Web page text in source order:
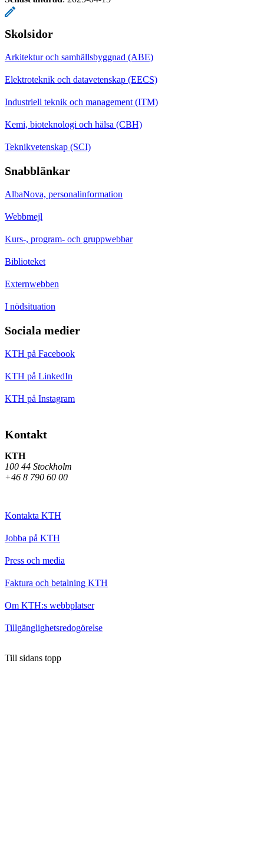
Skolsidor
Arkitektur och samhällsbyggnad (ABE)
Elektroteknik och datavetenskap (EECS)
Industriell teknik och management (ITM)
Kemi, bioteknologi och hälsa (CBH)
Teknikvetenskap (SCI)
Snabblänkar
AlbaNova, personalinformation
Webbmejl
Kurs-, program- och gruppwebbar
Biblioteket
Externwebben
I nödsituation
Sociala medier
KTH på Facebook
KTH på LinkedIn
KTH på Instagram
Kontakt
KTH
100 44 Stockholm
+46 8 790 60 00
Kontakta KTH
Jobba på KTH
Press och media
Faktura och betalning KTH
Om KTH:s webbplatser
Tillgänglighetsredogörelse
Till sidans topp